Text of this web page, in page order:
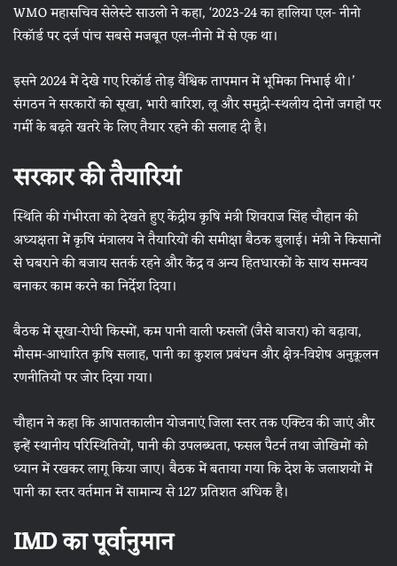
WMO महासचिव सेलेस्टे साउलो ने कहा, ‘2023-24 का हालिया एल- नीनो
रिकॉर्ड पर दर्ज पांच सबसे मजबूत एल-नीनो में से एक था।
इसने 2024 में देखे गए रिकॉर्ड तोड़ वैश्विक तापमान में भूमिका निभाई थी।’
संगठन ने सरकारों को सूखा, भारी बारिश, लू और समुद्री-स्थलीय दोनों जगहों पर
गर्मी के बढ़ते खतरे के लिए तैयार रहने की सलाह दी है।
सरकार की तैयारियां
स्थिति की गंभीरता को देखते हुए केंद्रीय कृषि मंत्री शिवराज सिंह चौहान की
अध्यक्षता में कृषि मंत्रालय ने तैयारियों की समीक्षा बैठक बुलाई। मंत्री ने किसानों
से घबराने की बजाय सतर्क रहने और केंद्र व अन्य हितधारकों के साथ समन्वय
बनाकर काम करने का निर्देश दिया।
बैठक में सूखा-रोधी किस्मों, कम पानी वाली फसलों (जैसे बाजरा) को बढ़ावा,
मौसम-आधारित कृषि सलाह, पानी का कुशल प्रबंधन और क्षेत्र-विशेष अनुकूलन
रणनीतियों पर जोर दिया गया।
चौहान ने कहा कि आपातकालीन योजनाएं जिला स्तर तक एक्टिव की जाएं और
इन्हें स्थानीय परिस्थितियों, पानी की उपलब्धता, फसल पैटर्न तथा जोखिमों को
ध्यान में रखकर लागू किया जाए। बैठक में बताया गया कि देश के जलाशयों में
पानी का स्तर वर्तमान में सामान्य से 127 प्रतिशत अधिक है।
IMD का पूर्वानुमान